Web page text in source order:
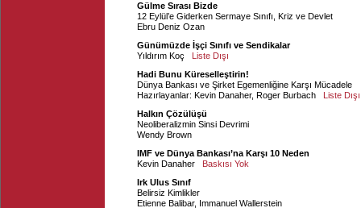
Gülme Sırası Bizde
12 Eylül’e Giderken Sermaye Sınıfı, Kriz ve Devlet
Ebru Deniz Ozan
Günümüzde İşçi Sınıfı ve Sendikalar
Yıldırım Koç
Liste Dışı
Hadi Bunu Küreselleştirin!
Dünya Bankası ve Şirket Egemenliğine Karşı Mücadele
Hazırlayanlar: Kevin Danaher, Roger Burbach
Liste Dışı
Halkın Çözülüşü
Neoliberalizmin Sinsi Devrimi
Wendy Brown
IMF ve Dünya Bankası’na Karşı 10 Neden
Kevin Danaher
Baskısı Yok
Irk Ulus Sınıf
Belirsiz Kimlikler
Etienne Balibar, Immanuel Wallerstein